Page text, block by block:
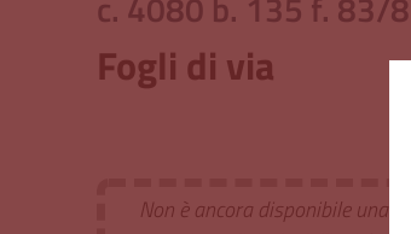
Fogli di via
Non è ancora disponibile una